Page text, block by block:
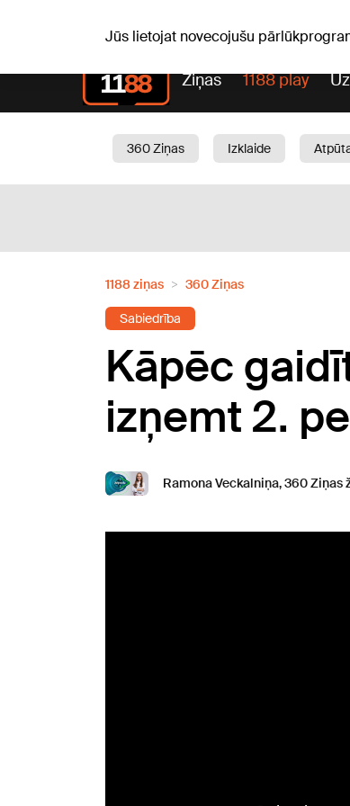
Jūs lietojat novecojušu
Ziņas 1188 play
360 Ziņas Izklaide
1188 ziņas 360 Ziņas
Sabiedrība
Kāpēc
izņemt 2.
Ramona Veckalniņa, 360 Ziņas